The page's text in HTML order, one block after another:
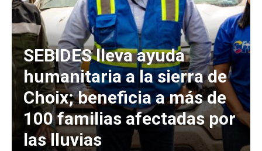
SEBIDES lleva ayuda
humanitaria a la sierra de
Choix; beneficia a más de
100 familias afectadas por
las lluvias